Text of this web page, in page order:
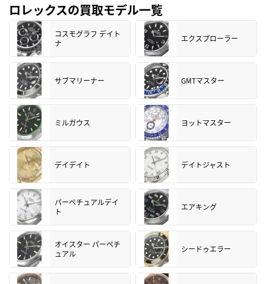
ロレックスの買取モデル一覧
コスモグラフ デイト
ナ
エクスプローラー
サブマリーナー GMTマスター
ミルガウス ヨットマスター
デイデイト デイトジャスト
パーペチュアルデイ
ト
エアキング
オイスター パーペチ
ュアル
シードゥエラー